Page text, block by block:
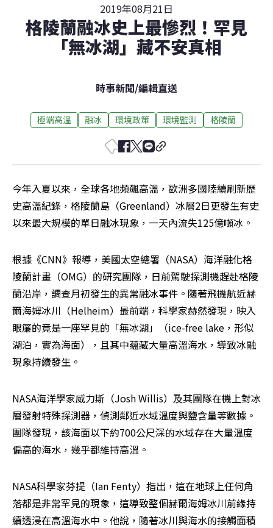
2019年08月21日
格陵蘭融冰史上最慘烈！罕見
「無冰湖」藏不安真相
時事新聞/編輯直送
極端高溫 融冰 環境政策 環境監測 格陵蘭
今年入夏以來，全球各地頻飆高溫，歐洲多國陸續刷新歷
史高溫紀錄，格陵蘭島（Greenland）冰層2日更發生有史
以來最大規模的單日融冰現象，一天內流失125億噸冰。
根據《CNN》報導，美國太空總署（NASA）海洋融化格
陵蘭計畫（OMG）的研究團隊，日前駕駛探測機趕赴格陵
蘭沿岸，調查月初發生的異常融冰事件。隨著飛機航近赫
爾海姆冰川（Helheim）最前端，科學家赫然發現，映入
眼簾的竟是一座罕見的「無冰湖」（ice-free lake，形似
湖泊，實為海面），且其中蘊藏大量高溫海水，導致冰融
現象持續發生。
NASA海洋學家威力斯（Josh Willis）及其團隊在機上對冰
層發射特殊探測器，偵測鄰近水域溫度與鹽含量等數據。
團隊發現，該海面以下約700公尺深的水域存在大量溫度
偏高的海水，幾乎都維持高溫。
NASA科學家芬提（Ian Fenty）指出，這在地球上任何角
落都是非常罕見的現象，這導致整個赫爾海姆冰川前緣持
續透浸在高溫海水中。他說，隨著冰川與海水的接觸面積